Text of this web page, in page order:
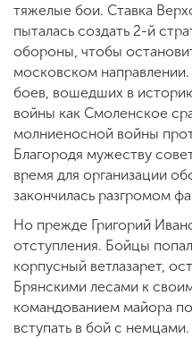
тяжелые бои. Ставка
пыталась создать 2-й
обороны, чтобы
московском
боев, вошедших в
войны как Смоленское
молниеносной войны
Благородя мужеству
время для организации
закончилась разгромом
Но прежде Григорий
отступления. Бойцы
корпусный ветлазарет,
Брянскими лесами к
командованием майора
вступать в бой с